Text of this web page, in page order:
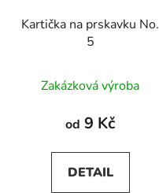
Kartička na prskavku No.
5
Zakázková výroba
od 9 Kč
DETAIL